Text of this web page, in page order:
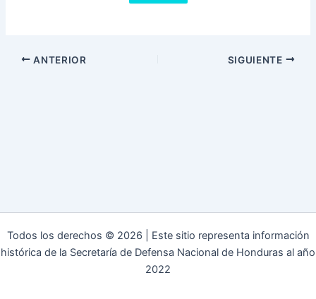
ANTERIOR SIGUIENTE
Todos los derechos © 2026 | Este sitio representa información
histórica de la Secretaría de Defensa Nacional de Honduras al año
2022